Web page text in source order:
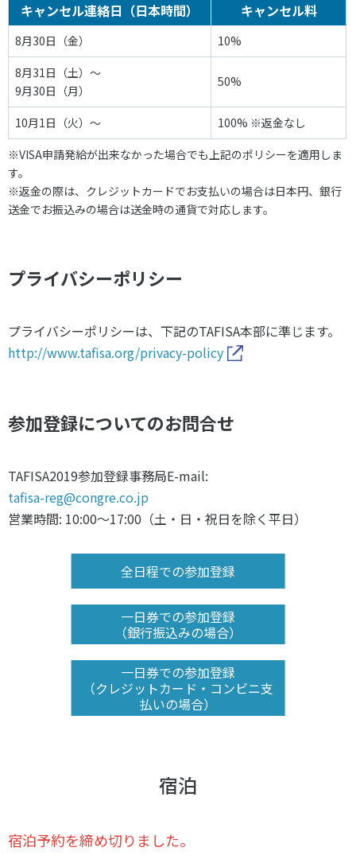
キャンセル連絡日（日本時間） キャンセル料
8月30日（金）
10%
8月31日（土）～
9月30日（月）
50%
10月1日（火）～
100% ※返金なし
※VISA申請発給が出来なかった場合でも上記のポリシーを適用しま
す。
※返金の際は、クレジットカードでお支払いの場合は日本円、銀行
送金でお振込みの場合は送金時の通貨で対応します。
プライバシーポリシー
プライバシーポリシーは、下記のTAFISA本部に準じます。
http://www.tafisa.org/privacy-policy
参加登録についてのお問合せ
TAFISA2019参加登録事務局E-mail:
tafisa-reg@congre.co.jp
営業時間: 10:00～17:00（土・日・祝日を除く平日）
全日程での参加登録
一日券での参加登録
（銀行振込みの場合）
一日券での参加登録
（クレジットカード・コンビニ支
払いの場合）
宿泊
宿泊予約を締め切りました。